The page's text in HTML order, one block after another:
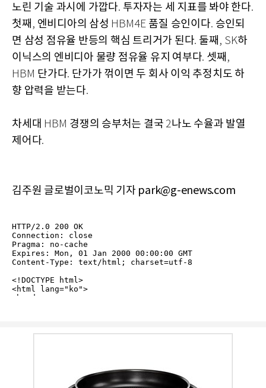
노린 기술 과시에 가깝다. 투자자는 세 지표를 봐야 한다.
첫째 , 엔비디아의 삼성 HBM4E 품질 승인이다. 승인되
면 삼성 점유율 반등의 핵심 트리거가 된다. 둘째 , SK하
이닉스의 엔비디아 물량 점유율 유지 여부다. 셋째 ,
HBM 단가다. 단가가 꺾이면 두 회사 이익 추정치도 하
향 압력을 받는다.
차세대 HBM 경쟁의 승부처는 결국 2나노 수율과 발열
제어다.
김주원 글로벌이코노믹 기자 park@g-enews.com